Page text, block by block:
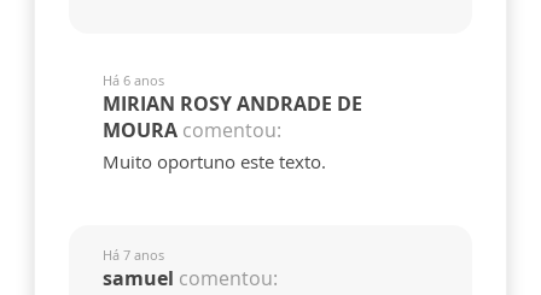
Há 6 anos
MIRIAN ROSY ANDRADE DE
MOURA comentou:
Muito oportuno este texto.
Há 7 anos
samuel comentou: